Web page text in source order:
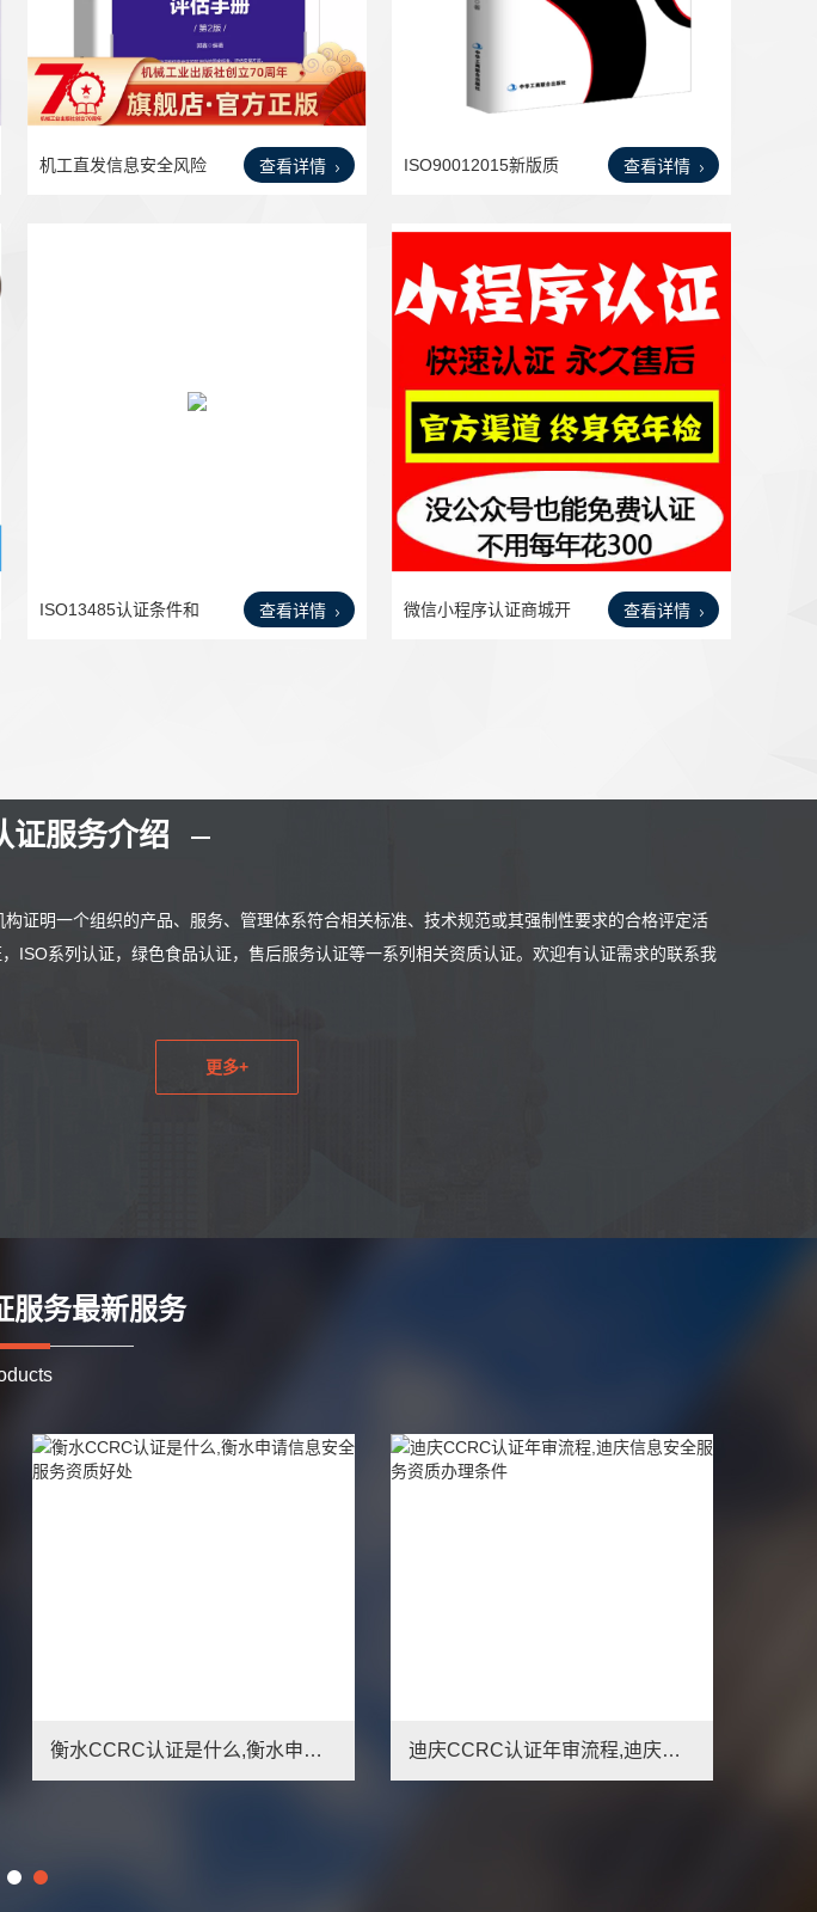
查看详情
机工直发信息安全风险
查看详情
ISO90012015新版质
查看详情
ISO13485认证条件和
查看详情
微信小程序认证商城开
证服务介绍
证明一个组织的产品、服务、管理体系符合相关标准、技术规范或其强制性要求的合格评定活
ISO系列认证，绿色食品认证，售后服务认证等一系列相关资质认证。欢迎有认证需求的联系我
更多+
服务最新服务
衡水CCRC认证是什么,衡水申请信息安全服务资质好处 迪庆CCRC认证年审流程,迪庆信息安全服务资质办理条件